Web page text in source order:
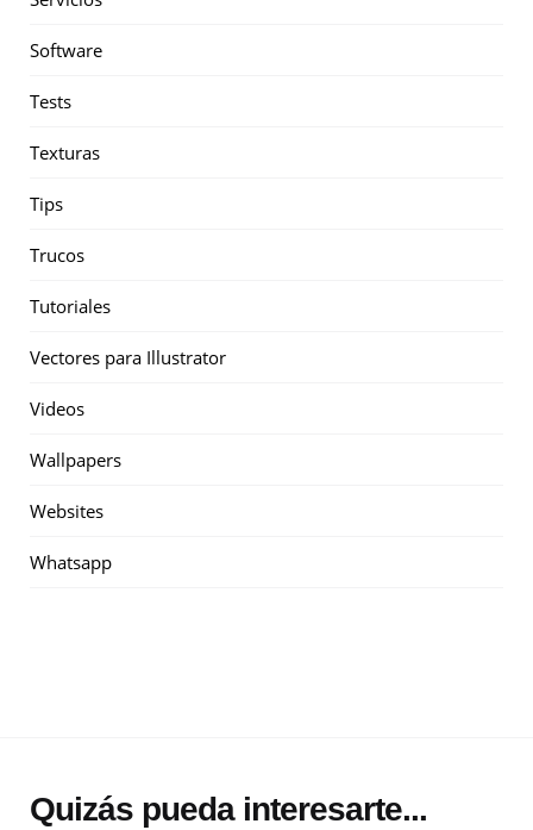
Software
Tests
Texturas
Tips
Trucos
Tutoriales
Vectores para Illustrator
Videos
Wallpapers
Websites
Whatsapp
Quizás pueda interesarte...